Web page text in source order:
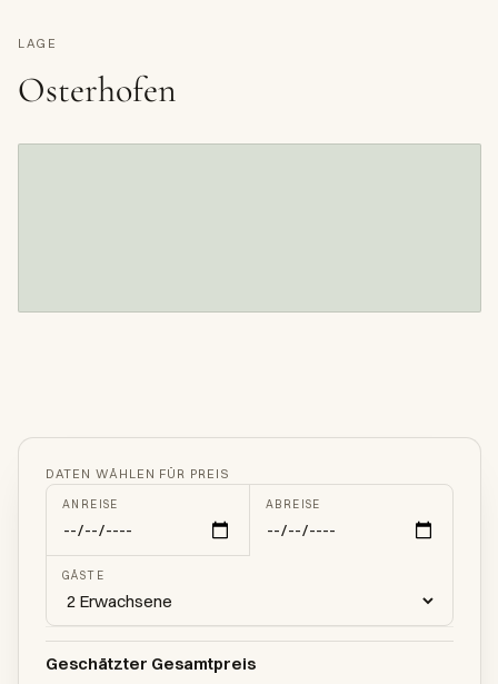
LAGE
Osterhofen
DATEN WÄHLEN FÜR PREIS
ANREISE ABREISE
GÄSTE
Geschätzter Gesamtpreis